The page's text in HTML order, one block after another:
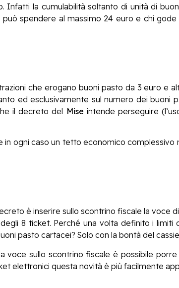
Infatti la cumulabilità soltanto di unità di
spendere al massimo 24 euro e chi
che erogano buoni pasto da 3 euro e
ed esclusivamente sul numero dei buoni
il decreto del Mise intende perseguire
ogni caso un tetto economico complessivo
è inserire sullo scontrino fiscale la voce
8 ticket. Perché una volta definito i limiti
pasto cartacei? Solo con la bontà del
voce sullo scontrino fiscale è possibile
elettronici questa novità è più facilmente